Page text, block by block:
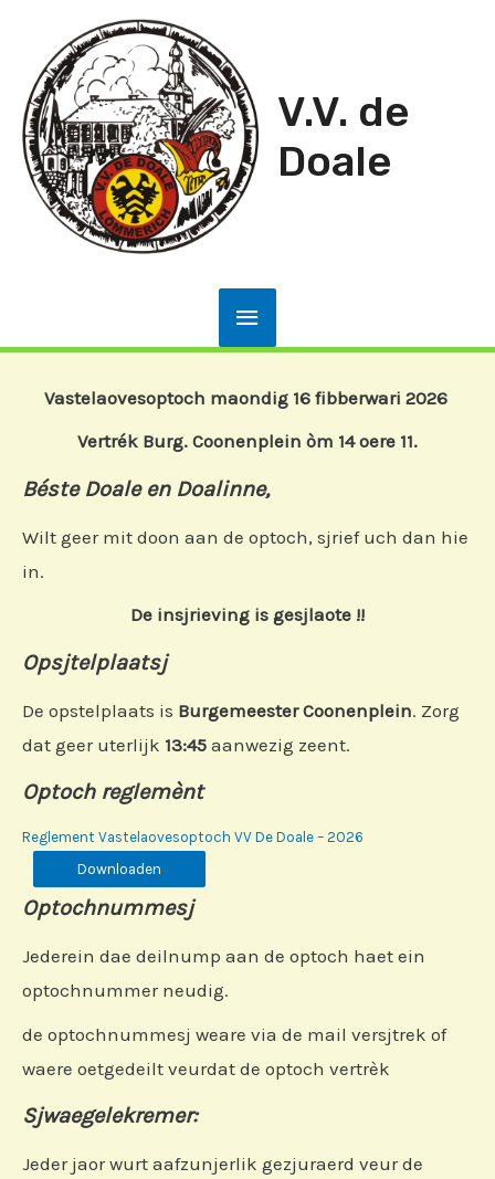
inhoud
V.V. de
Doale
Hoofdmenu
Vastelaovesoptoch maondig 16 fibberwari 2026
Vertrék Burg. Coonenplein òm 14 oere 11.
Béste Doale en Doalinne,
Wilt geer mit doon aan de optoch, sjrief uch dan hie
in.
De insjrieving is gesjlaote !!
Opsjtelplaatsj
De opstelplaats is Burgemeester Coonenplein. Zorg
dat geer uterlijk 13:45 aanwezig zeent.
Optoch reglemènt
Reglement Vastelaovesoptoch VV De Doale – 2026
Downloaden
Optochnummesj
Jederein dae deilnump aan de optoch haet ein
optochnummer neudig.
de optochnummesj weare via de mail versjtrek of
waere oetgedeilt veurdat de optoch vertrèk
Sjwaegelekremer:
Jeder jaor wurt aafzunjerlik gezjuraerd veur de